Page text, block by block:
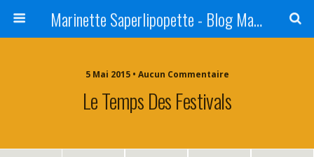
Marinette Saperlipopette - Blog Maman Angers Lifestyle - Ex Expat Montréal
5 Mai 2015 • Aucun Commentaire
Le Temps Des Festivals